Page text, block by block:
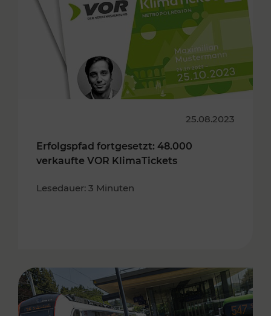
25.08.2023
Erfolgspfad fortgesetzt: 48.000
verkaufte VOR KlimaTickets
Lesedauer: 3 Minuten